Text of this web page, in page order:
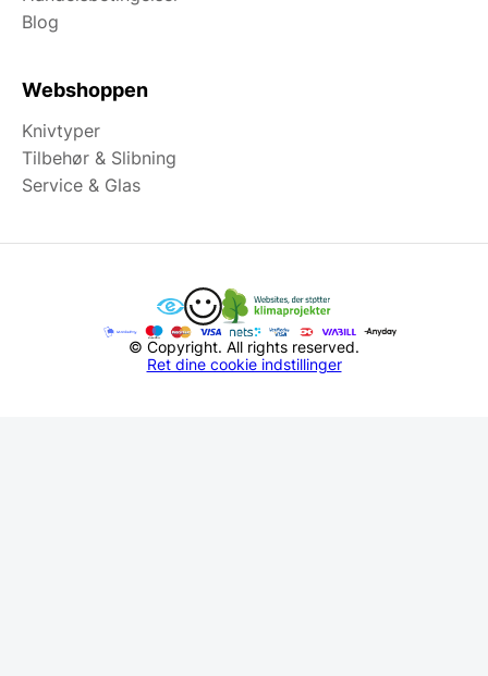
Blog
Webshoppen
Knivtyper
Tilbehør & Slibning
Service & Glas
© Copyright. All rights reserved.
Ret dine cookie indstillinger